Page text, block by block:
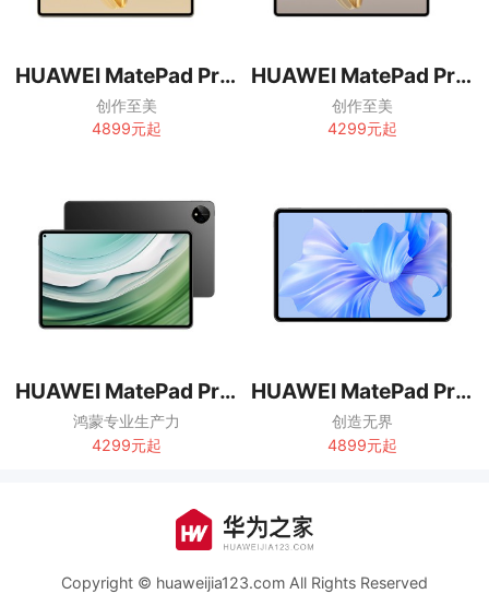
HUAWEI MatePad Pro 12.2英寸柔光版
创作至美
4899元起
HUAWEI MatePad Pro 12.2英寸
创作至美
4299元起
HUAWEI MatePad Pro 11英寸 2024款
鸿蒙专业生产力
4299元起
HUAWEI MatePad Pro 12.6英寸
创造无界
4899元起
Copyright © huaweijia123.com All Rights Reserved